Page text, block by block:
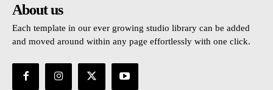
About us
Each template in our ever growing studio library can be added
and moved around within any page effortlessly with one click.